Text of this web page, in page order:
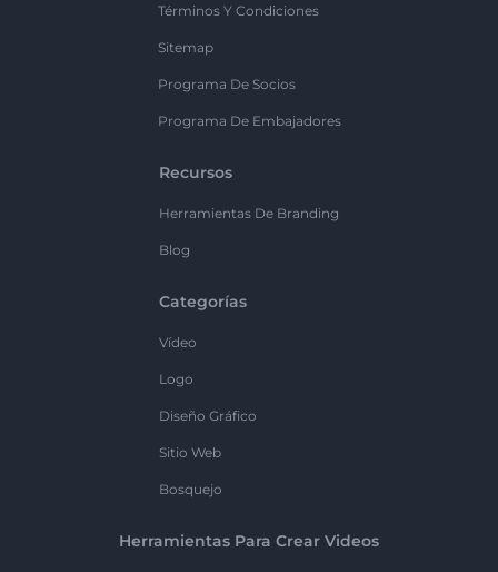
Términos Y Condiciones
Sitemap
Programa De Socios
Programa De Embajadores
Recursos
Herramientas De Branding
Blog
Categorías
Vídeo
Logo
Diseño Gráfico
Sitio Web
Bosquejo
Herramientas Para Crear Videos